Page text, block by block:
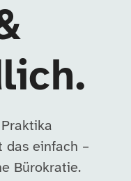
das einfach –
Bürokratie.